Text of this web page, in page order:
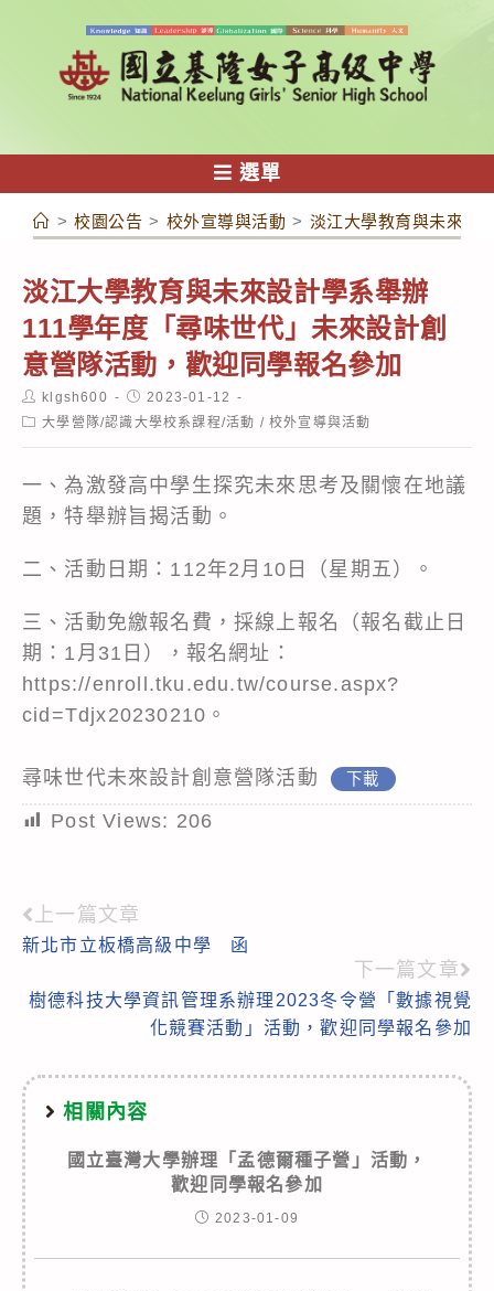
容
選單
> 校園公告 > 校外宣導與活動 > 淡江大學教育與未來設
淡江大學教育與未來設計學系舉辦
111學年度「尋味世代」未來設計創
意營隊活動，歡迎同學報名參加
Post
author:
klgsh600
Post
published:
2023-01-12
Post大學營隊/認識大學校系課程/活動 / 校外宣導與活動
一、為激發高中學生探究未來思考及關懷在地議
題，特舉辦旨揭活動。
二、活動日期：112年2月10日（星期五）。
三、活動免繳報名費，採線上報名（報名截止日
期：1月31日），報名網址：
https://enroll.tku.edu.tw/course.aspx?
cid=Tdjx20230210 。
尋味世代未來設計創意營隊活動 下載
Post Views: 206
Read
more
articles
上一篇文章
新北市立板橋高級中學 函
下一篇文章
樹德科技大學資訊管理系辦理2023冬令營「數據視覺
化競賽活動」活動，歡迎同學報名參加
相關內容
國立臺灣大學辦理「孟德爾種子營」活動，
歡迎同學報名參加
2023-01-09